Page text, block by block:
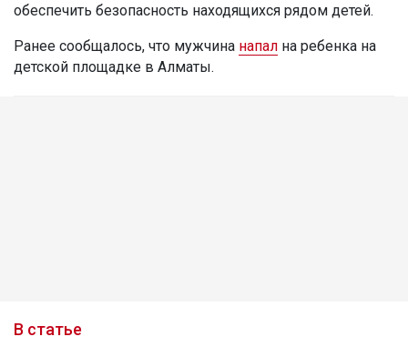
обеспечить безопасность находящихся рядом детей.
Ранее сообщалось, что мужчина напал на ребенка на
детской площадке в Алматы.
В статье